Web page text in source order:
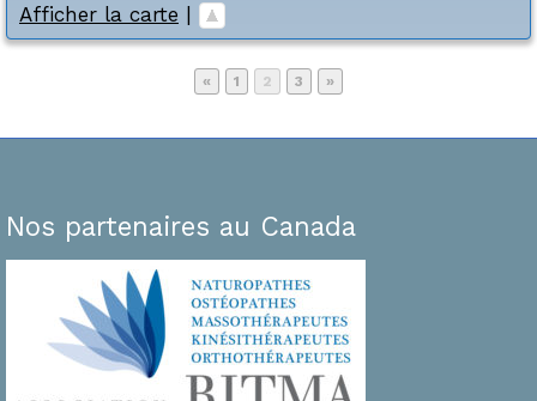
Afficher la carte |
« Page
1 Page
2 Page
3 »
Nos partenaires au Canada